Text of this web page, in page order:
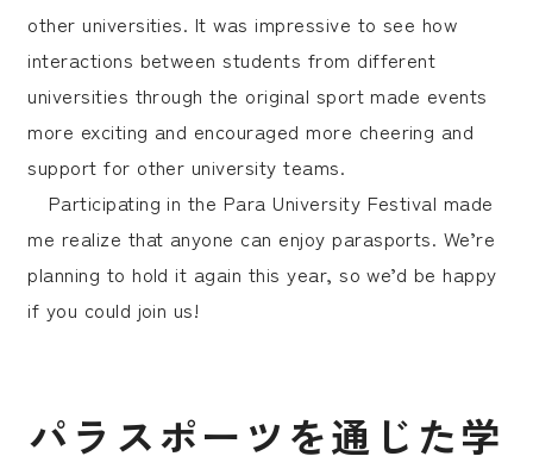
other universities. It was impressive to see how
interactions between students from different
universities through the original sport made events
more exciting and encouraged more cheering and
support for other university teams.
Participating in the Para University Festival made
me realize that anyone can enjoy parasports. We’re
planning to hold it again this year, so we’d be happy
if you could join us!
パ ラ スポー ツ を通 じ た学